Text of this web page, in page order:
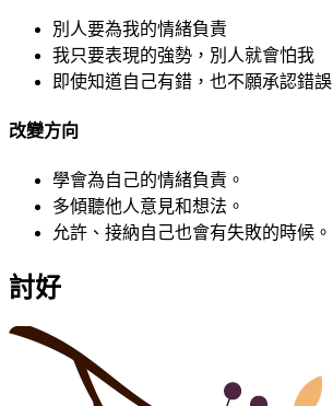
別人要為我的情緒負責
我只要表現的強勢，別人就會怕我
即使知道自己有錯，也不願承認錯誤
改變方向
學會為自己的情緒負責。
多傾聽他人意見和想法。
允許、接納自己也會有失敗的時候。
討好